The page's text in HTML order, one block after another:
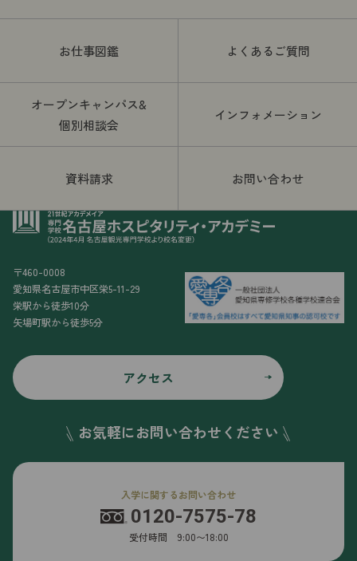
お仕事図鑑 よくあるご質問
オープンキャンパス&
個別相談会
インフォメーション
資料請求 お問い合わせ
〒460-0008
愛知県名古屋市中区栄5-11-29
栄駅から徒歩10分
矢場町駅から徒歩5分
アクセス
お気軽にお問い合わせください
入学に関するお問い合わせ
0120-7575-78
受付時間 9:00〜18:00